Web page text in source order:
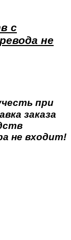
с
не
при
заказа
не входит!